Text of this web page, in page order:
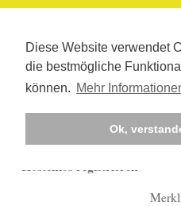
Diese Website verwendet
die bestmögliche
können. Mehr
Ok,
Kostenlos registrieren